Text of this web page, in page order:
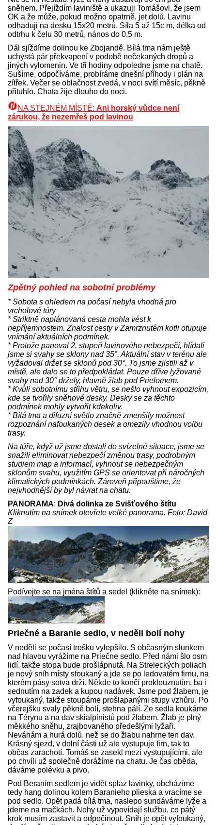
sněhem. Přejíždím laviniště a ukazuji Tomášovi, že jsem
OK a že může, pokud možno opatrně, jet dolů. Lavinu
odhaduji na desku 15x20 metrů. Síla 5 až 15c m, délka od
odtrhu k čelu 30 metrů, nános do 0,5 m.
Dál sjíždíme dolinou ke Zbojandě. Bílá tma nám ještě
uchystá pár překvapení v podobě nečekaných dropů a
jiných vylomenin. Ve tři hodiny odpoledne jsme na chatě.
Sušíme, odpočíváme, probíráme dnešní příhody i plán na
zítřek. Večer se oblačnost zvedá, v noci svítí měsíc, pěkně
přituhlo. Chata žije dlouho do noci.
NA STEJNÉM MÍSTĚ: Ani horský vůdce není
zárukou, že nezemřeš pod lavinou
Zpětný pohled na sobotní problémy
* Sobota s ohledem na počasí nebyla vhodná pro
vrcholové túry
* Striktně naplánovaná cesta mohla vést k
nepříjemnostem. Znalost cesty v Zamrznutém kotli otupuje
vnímání aktuálních podmínek.
* Protože panoval 2. stupeň lavinového nebezpečí, hlídali
jsme si svahy se sklony nad 35°. Aktuální stav v terénu ale
vyžadoval držet se sklonů pod 30°. To jsme zjistili až v
místě, ale dalo se to předpokládat. Pouze dříve lyžované
svahy nad 30° držely, hlavně žlab pod Prielomem.
* Kvůli sobotnímu střihu větru, se nešlo vyhnout expozicím,
kde se tvořily sněhové desky. Desky se za těchto
podmínek mohly vytvořit kdekoliv.
* Bílá tma a difuzní světlo značně zmenšily možnost
rozpoznání nafoukaných desek a omezily vhodnou volbu
trasy.
Na túře, když už jsme dostali do svízelné situace, jsme se
snažili eliminovat nebezpečí změnou trasy, podrobným
studiem map a informací, vyhnout se nebezpečným
sklonům svahu, využitím GPS se orientovat při náročných
klimatických podmínkách. Zároveň připouštíme, že
nejvhodnější by byl návrat na chatu.
PANORAMA: Divá dolinka ze Svišťového štítu
Kliknutím na snímek otevřete velké panorama. Foto: David
Z
Podívejte se na jména štítů a sedel (klikněte na snímek):
Priečné a Baranie sedlo, v neděli bolí nohy
V neděli se počasí trošku vylepšilo. S občasným slunkem
nad hlavou vyrážíme na Priečne sedlo. Před námi šlo osm
lidí, takže stopa bude prošlápnutá. Na Streleckých poliach
je nový sníh místy sfoukaný a jde se po ledovatém firnu, na
kterém pásy sotva drží. Někde to končí proklouznutím, ba i
sednutím na zadek a kupou nadávek. Jsme pod žlabem, je
vyfoukaný, takže stoupáme prošlapanými stupy vzhůru. Po
včerejšku svaly pěkně bolí, stehna pálí. Ze sedla koukáme
na Térynu a na dav skialpinistů pod žlabem. Žlab je plný
měkkého sněhu, zrajbovaného předešlými lyžaři.
Neváhám a hurá dolů, než se do žlabu nahrne ten dav.
Krásný sjezd, v dolní části už ale vystupuje firn, tak to
občas zarachotí. Tomáš se zasekl mezi vystupujícími, ale
po chvíli už společně dorážíme na chatu. Je čas oběda,
dáváme polévku a pivo.
Pod Beraním sedlem je vidět splaz lavinky, obcházíme
tedy hang dolinou kolem Baranieho plieska a vracíme se
pod sedlo. Opět padá bílá tma, naslepo sundáváme lyže a
jdeme na mačkách. Nohy už vypovídají službu, co pátý
krok musím zastavit a odpočinout. Sníh je opět vyfoukaný,